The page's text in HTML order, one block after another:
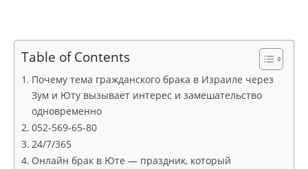
Table of Contents
Почему тема гражданского брака в Израиле через
Зум и Юту вызывает интерес и замешательство
одновременно
052-569-65-80
24/7/365
Онлайн брак в Юте — праздник, который